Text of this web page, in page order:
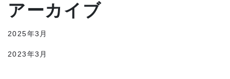
アーカイブ
2025年3月
2023年3月